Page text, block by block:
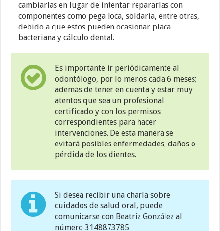
cambiarlas en lugar de intentar repararlas con
componentes como pega loca, soldaría, entre otras,
debido a que estos pueden ocasionar placa
bacteriana y cálculo dental.
Es importante ir periódicamente al
odontólogo, por lo menos cada 6 meses;
además de tener en cuenta y estar muy
atentos que sea un profesional
certificado y con los permisos
correspondientes para hacer
intervenciones. De esta manera se
evitará posibles enfermedades, daños o
pérdida de los dientes.
Si desea recibir una charla sobre
cuidados de salud oral, puede
comunicarse con Beatriz González al
número 3148873785